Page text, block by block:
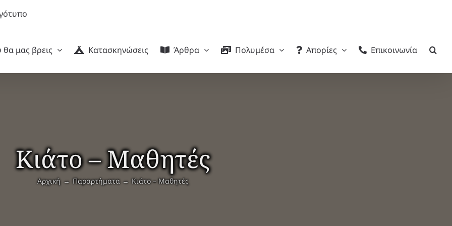
μας βρεις
Κατασκηνώσεις Άρθρα Πολυμέσα Απορίες Επικοινωνία
Κιάτο – Μαθητές
Αρχική Παραρτήματα Κιάτο – Μαθητές